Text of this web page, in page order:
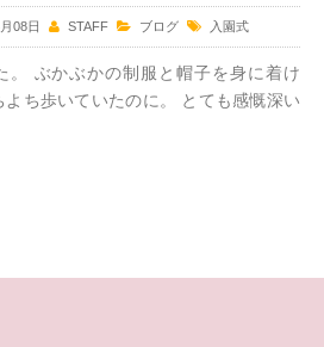
08日 STAFF ブログ 入園式
。 ぶかぶかの制服と帽子を身に着け
ち歩いていたのに。 とても感慨深い